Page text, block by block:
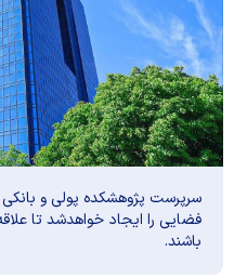
سرپرست پژوهشکده پولی و
فضایی را ایجاد خواهدشد تا
باشند.